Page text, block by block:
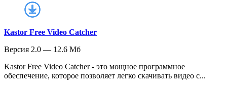
Kastor Free Video Catcher
Версия 2.0 — 12.6 Мб
Kastor Free Video Catcher - это мощное программное
обеспечение, которое позволяет легко скачивать видео с...